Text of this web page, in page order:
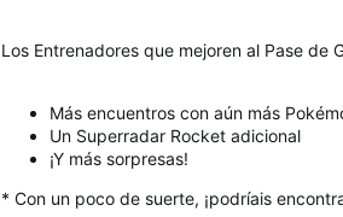
Los Entrenadores que mejoren al Pase de
Más encuentros con aún más
Un Superradar Rocket adicional
¡Y más sorpresas!
* Con un poco de suerte, ¡podríais